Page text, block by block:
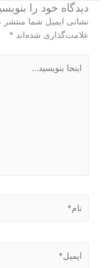
دیدگاه‌ خود را
نشانی ایمیل شما منتشر
علامت‌گذاری شده‌اند *
بنویسید…